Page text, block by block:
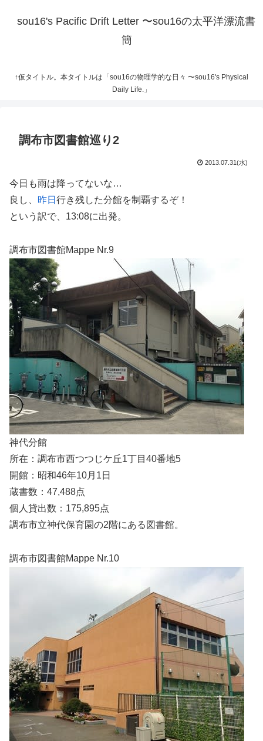
sou16's Pacific Drift Letter 〜sou16の太平洋漂流書
簡
↑仮タイトル。本タイトルは「sou16の物理学的な日々 〜sou16's Physical
Daily Life.」
調布市図書館巡り2
2013.07.31(水)
今日も雨は降ってないな…
良し、 昨日 行き残した分館を制覇するぞ！
という訳で、13:08に出発。
調布市図書館Mappe Nr.9
神代分館
所在：調布市西つつじケ丘1丁目40番地5
開館：昭和46年10月1日
蔵書数：47,488点
個人貸出数：175,895点
調布市立神代保育園の2階にある図書館。
調布市図書館Mappe Nr.10